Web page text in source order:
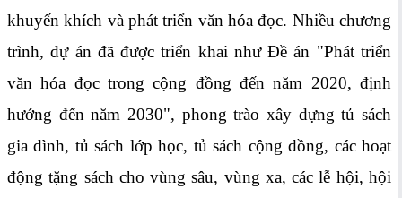
khuyến khích và phát triển văn hóa đọc. Nhiều chương
trình, dự án đã được triển khai như Đề án "Phát triển
văn hóa đọc trong cộng đồng đến năm 2020, định
hướng đến năm 2030", phong trào xây dựng tủ sách
gia đình, tủ sách lớp học, tủ sách cộng đồng, các hoạt
động tặng sách cho vùng sâu, vùng xa, các lễ hội, hội